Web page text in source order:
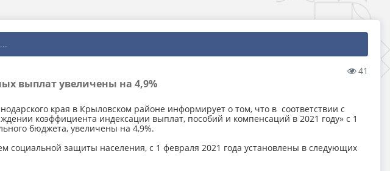
41
выплат увеличены на 4,9%
края в Крыловском районе информирует о том, что в соответствии с
коэффициента индексации выплат, пособий и компенсаций в 2021 году» с 1
бюджета, увеличены на 4,9%.
социальной защиты населения, с 1 февраля 2021 года установлены в следующих